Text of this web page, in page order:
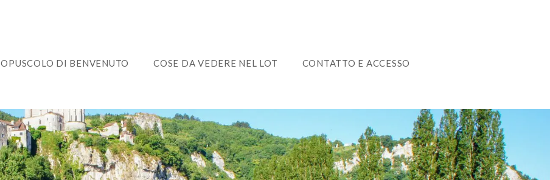
OPUSCOLO DI BENVENUTO COSE DA VEDERE NEL LOT CONTATTO E ACCESSO